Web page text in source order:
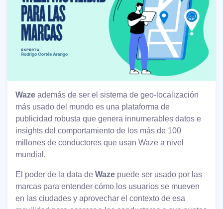
Waze además de ser el sistema de geo-localización
más usado del mundo es una plataforma de
publicidad robusta que genera innumerables datos e
insights del comportamiento de los más de 100
millones de conductores que usan Waze a nivel
mundial.
El poder de la data de Waze puede ser usado por las
marcas para entender cómo los usuarios se mueven
en las ciudades y aprovechar el contexto de esa